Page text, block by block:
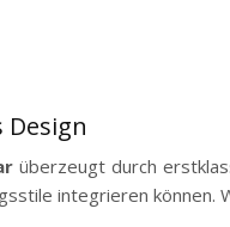
überzeugt durch
integrieren können.